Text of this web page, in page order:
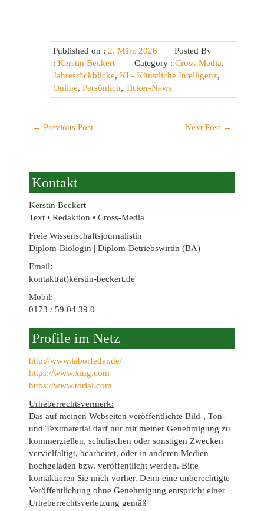
Published on : 2. März 2026
Posted By
: Kerstin Beckert Category : Cross-Media,
Jahresrückblicke, KI - Künstliche Intelligenz,
Online, Persönlich, Ticker-News
← Previous Post Next Post →
Kontakt
Kerstin Beckert
Text • Redaktion • Cross-Media
Freie Wissenschaftsjournalistin
Diplom-Biologin | Diplom-Betriebswirtin (BA)
Email:
kontakt(at)kerstin-beckert.de
Mobil:
0173 / 59 04 39 0
Profile im Netz
http://www.laborfeder.de/
https://www.xing.com
https://www.torial.com
Urheberrechtsvermerk:
Das auf meinen Webseiten veröffentlichte Bild-, Ton-
und Textmaterial darf nur mit meiner Genehmigung zu
kommerziellen, schulischen oder sonstigen Zwecken
vervielfältigt, bearbeitet, oder in anderen Medien
hochgeladen bzw. veröffentlicht werden. Bitte
kontaktieren Sie mich vorher. Denn eine unberechtigte
Veröffentlichung ohne Genehmigung entspricht einer
Urheberrechtsverletzung gemäß